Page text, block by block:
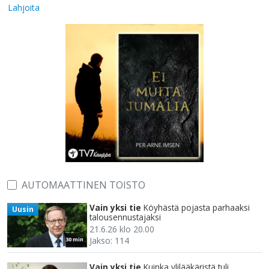
Lahjoita
AUTOMAATTINEN TOISTO
30 min
Uusin Vain yksi tie Köyhästä pojasta parhaaksi
talousennustajaksi
21.6.26 klo 20.00
Jakso: 114